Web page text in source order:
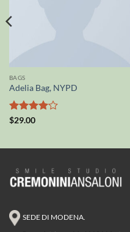
BAGS
Adelia Bag, NYPD
Valutato
$29.00
SEDE DI MODENA.